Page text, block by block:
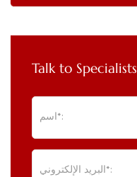
Talk to Specialists